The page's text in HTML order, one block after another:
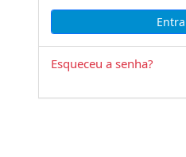
Esqueceu a senha?